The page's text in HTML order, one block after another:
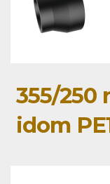
355/250
idom